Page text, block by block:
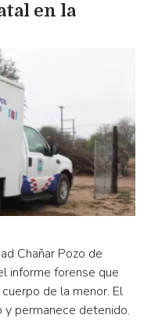
en la
Chañar Pozo de
informe forense que
de la menor. El
permanece detenido.